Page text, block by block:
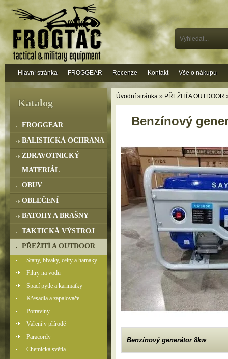
Úvodní stránka » PŘEŽITÍ A OUTDOOR
Benzínový
Benzínový generátor 8kw
Katalog
FROGGEAR
BALISTICKÁ OCHRANA
ZDRAVOTNICKÝ
MATERIÁL
OBUV
OBLEČENÍ
BATOHY A BRAŠNY
TAKTICKÁ VÝSTROJ
PŘEŽITÍ A OUTDOOR
Stany, bivaky, celty a hamaky
Filtry na vodu
Spací pytle a karimatky
Křesadla a zapalovače
Potraviny
Vaření v přírodě
Paracordy
Chemická světla
Hlavní stránka FROGGEAR Recenze Kontakt Vše o nákupu